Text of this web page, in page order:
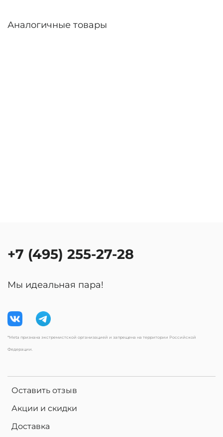
Аналогичные товары
Оставить отзыв
Акции и скидки
Доставка
+7 (495) 255-27-28
Мы идеальная пара!
*Meta признана экстремистской организацией и запрещена на территории Российской
Федерации.